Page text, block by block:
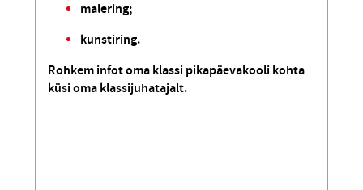
malering;
kunstiring.
Rohkem infot oma klassi pikapäevakooli kohta
küsi oma klassijuhatajalt.